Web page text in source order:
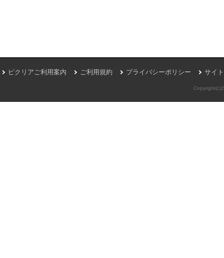
ピクリアご利用案内 ご利用規約 プライバシーポリシー サイ